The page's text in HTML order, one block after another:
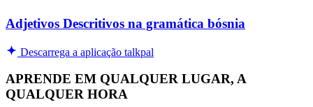
Adjetivos Descritivos na gramática bósnia
Descarrega a aplicação talkpal
APRENDE EM QUALQUER LUGAR, A
QUALQUER HORA